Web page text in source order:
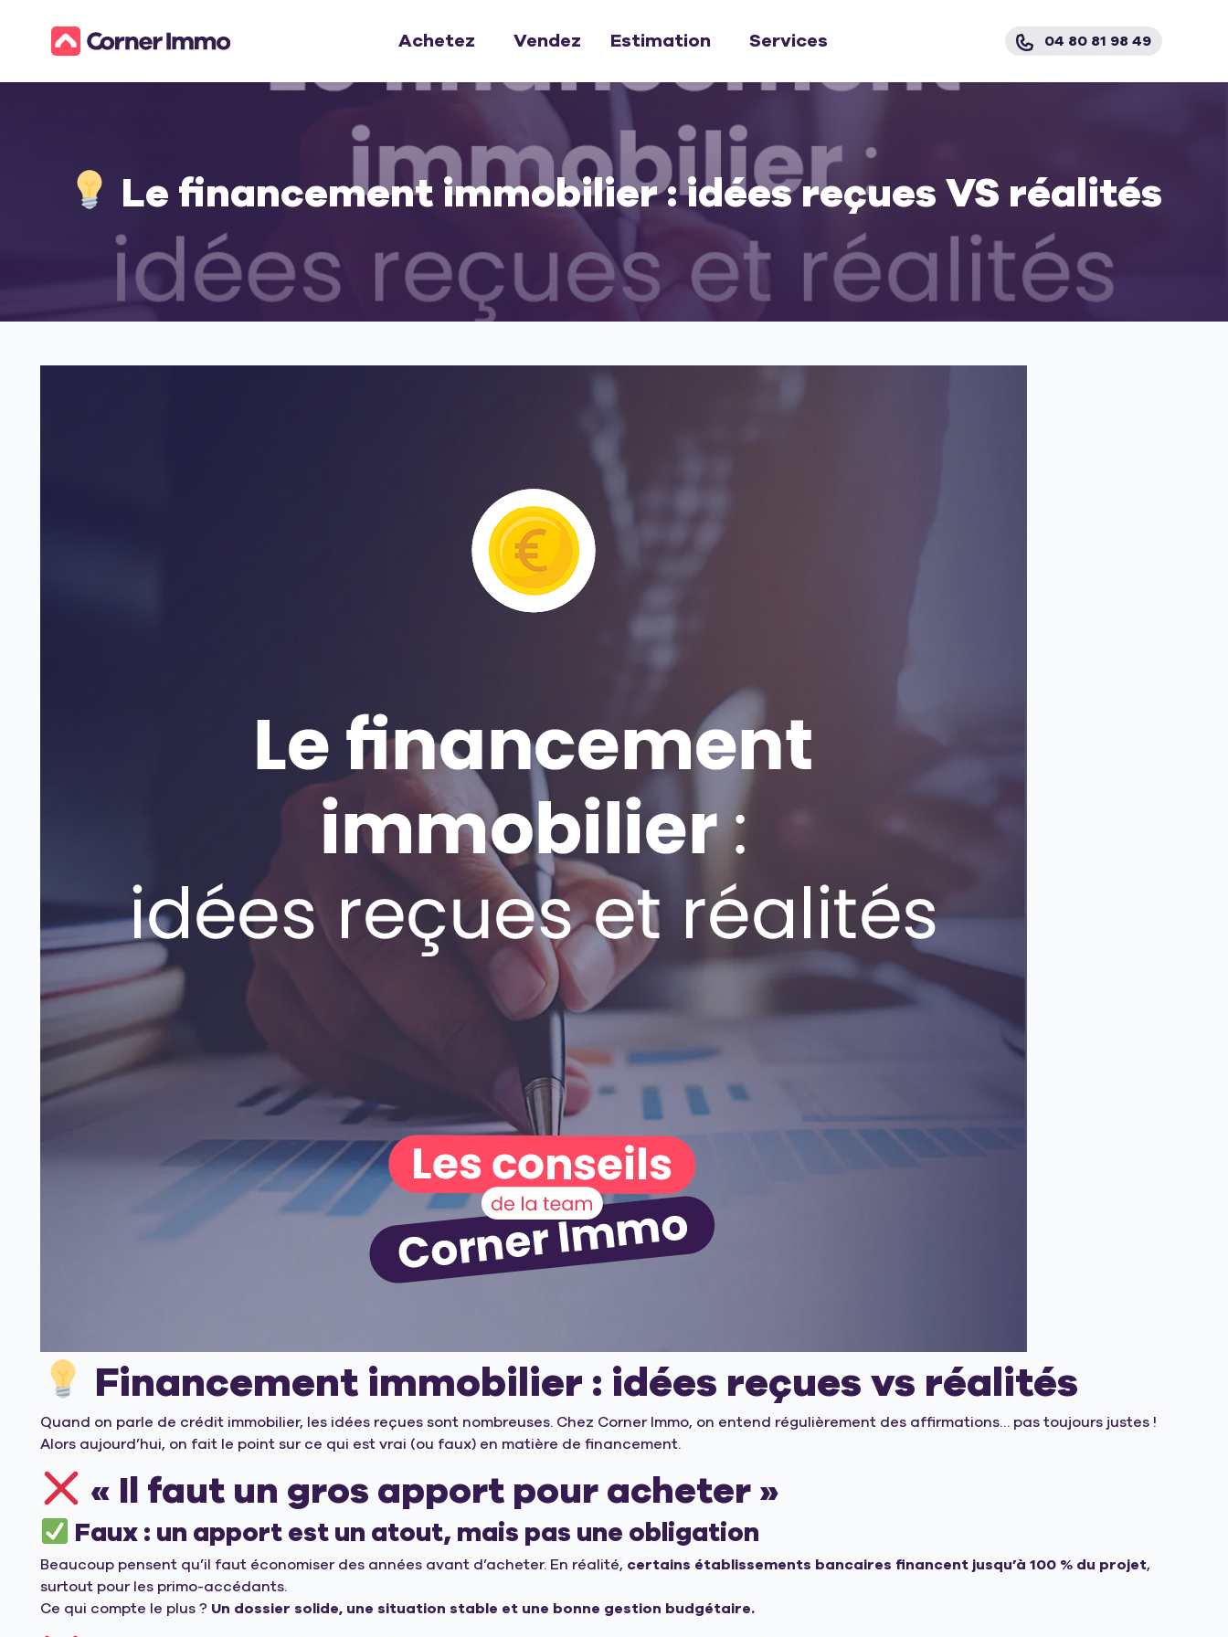
Achetez Vendez Estimation Services 04 80 81 98 49
Le financement immobilier : idées reçues VS réalités
Financement immobilier : idées reçues vs réalités
Quand on parle de crédit immobilier, les idées reçues sont nombreuses. Chez Corner Immo, on entend régulièrement des affirmations… pas toujours justes !
Alors aujourd’hui, on fait le point sur ce qui est vrai (ou faux) en matière de financement.
« Il faut un gros apport pour acheter »
Faux : un apport est un atout, mais pas une obligation
Beaucoup pensent qu’il faut économiser des années avant d’acheter. En réalité, certains établissements bancaires financent jusqu’à 100 % du projet,
surtout pour les primo-accédants.
Ce qui compte le plus ? Un dossier solide, une situation stable et une bonne gestion budgétaire.